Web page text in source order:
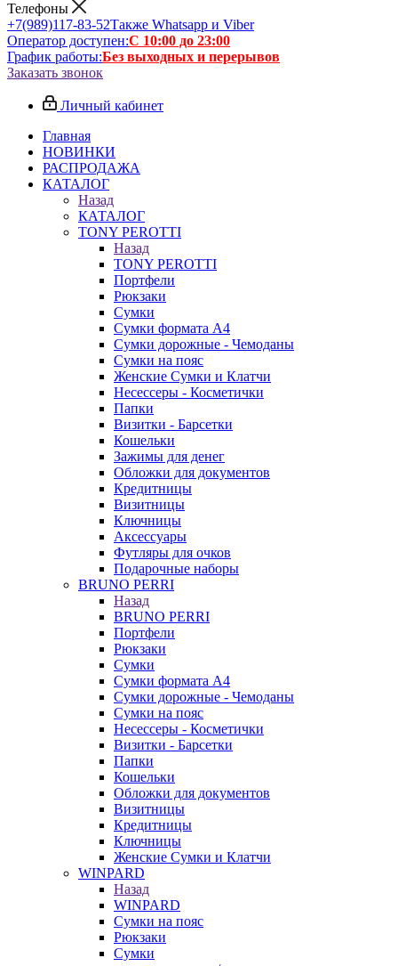
Телефоны
+7(989)117-83-52Также Whatsapp и Viber
Оператор доступен:С 10:00 до 23:00
График работы:Без выходных и перерывов
Заказать звонок
Личный кабинет
Главная
НОВИНКИ
РАСПРОДАЖА
КАТАЛОГ
Назад
КАТАЛОГ
TONY PEROTTI
Назад
TONY PEROTTI
Портфели
Рюкзаки
Сумки
Сумки формата А4
Сумки дорожные - Чемоданы
Сумки на пояс
Женские Сумки и Клатчи
Несессеры - Косметички
Папки
Визитки - Барсетки
Кошельки
Зажимы для денег
Обложки для документов
Кредитницы
Визитницы
Ключницы
Аксессуары
Футляры для очков
Подарочные наборы
BRUNO PERRI
Назад
BRUNO PERRI
Портфели
Рюкзаки
Сумки
Сумки формата А4
Сумки дорожные - Чемоданы
Сумки на пояс
Несессеры - Косметички
Визитки - Барсетки
Папки
Кошельки
Обложки для документов
Визитницы
Кредитницы
Ключницы
Женские Сумки и Клатчи
WINPARD
Назад
WINPARD
Сумки на пояс
Рюкзаки
Сумки